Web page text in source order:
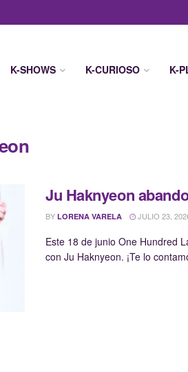
K-SHOWS K-CURIOSO K-
Ju Haknyeon
BY LORENA VARELA JULIO 23,
Este 18 de junio One Hundred
con Ju Haknyeon. ¡Te lo